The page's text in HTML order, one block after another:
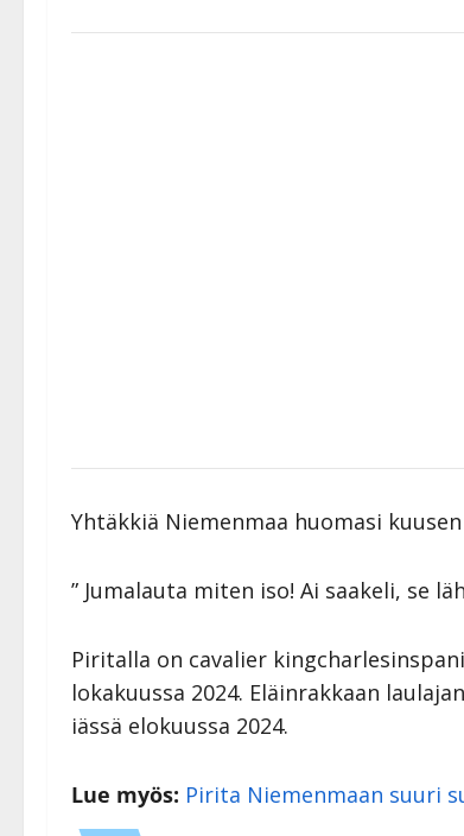
Yhtäkkiä Niemenmaa huomasi
” Jumalauta miten iso! Ai saakeli, se
Piritalla on cavalier
lokakuussa 2024. Eläinrakkaan
iässä elokuussa 2024.
Lue myös: Pirita Niemenmaan suuri